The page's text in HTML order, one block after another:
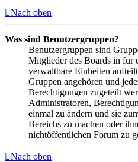
Nach oben
Was sind Benutzergruppen?
Benutzergruppen sind
Mitglieder des Boards in für
verwaltbare Einheiten
Gruppen angehören und
Berechtigungen zugeteilt
Administratoren,
einmal zu ändern und sie
Bereichs zu machen oder
nichtöffentlichen Forum zu
Nach oben